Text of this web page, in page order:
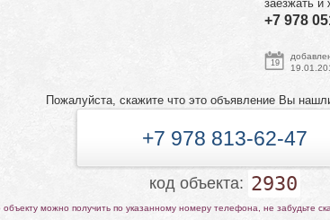
заезжать и
+7 978
19
Пожалуйста, скажите что это объявление Вы
+7 978 813-62-47
код объекта: 2930
можно получить по указанному номеру телефона, не забудьте